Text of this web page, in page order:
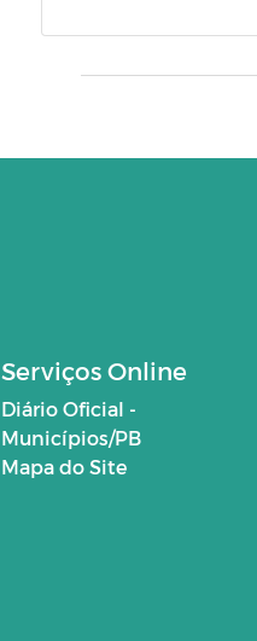
Serviços Online
Diário Oficial -
Municípios/PB
Mapa do Site